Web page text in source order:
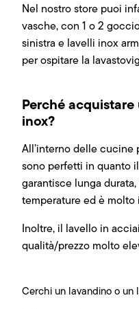
Nel nostro store puoi
vasche, con 1 o 2
sinistra e lavelli inox
per ospitare la
Perché
inox?
All’interno delle cucine
sono perfetti in quanto
garantisce lunga
temperature ed è
Inoltre, il lavello in
qualità/prezzo molto
Cerchi un lavandino o un